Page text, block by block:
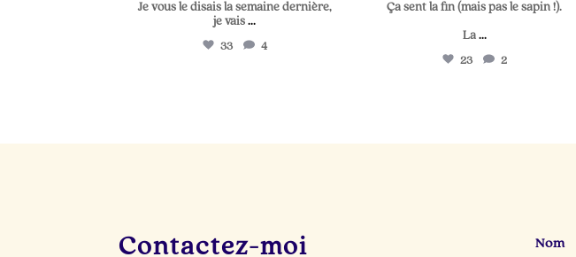
Je vous le disais la semaine dernière,
je vais ...
33 4
Ça sent la fin (mais pas le sapin !).
La ...
23 2
Contactez-moi